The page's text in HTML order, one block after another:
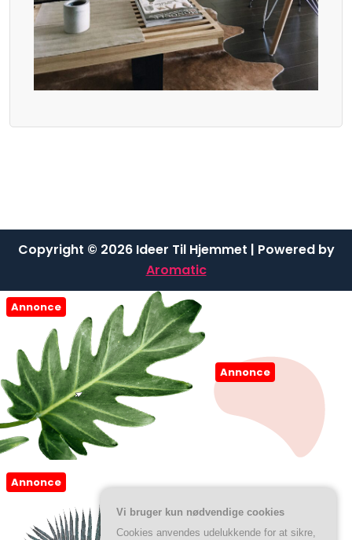
Copyright © 2026 Ideer Til Hjemmet | Powered by
Aromatic
Annonce
Annonce
Annonce
Vi bruger kun nødvendige cookies
Cookies anvendes udelukkende for at sikre,